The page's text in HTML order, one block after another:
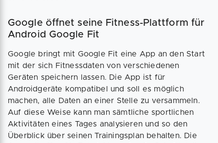
Google öffnet seine Fitness-Plattform für
Android Google Fit
Google bringt mit Google Fit eine App an den Start
mit der sich Fitnessdaten von verschiedenen
Geräten speichern lassen. Die App ist für
Androidgeräte kompatibel und soll es möglich
machen, alle Daten an einer Stelle zu versammeln.
Auf diese Weise kann man sämtliche sportlichen
Aktivitäten eines Tages analysieren und so den
Überblick über seinen Trainingsplan behalten. Die